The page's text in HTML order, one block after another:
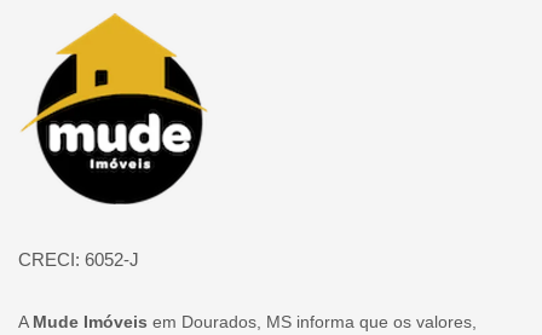
Página inicial
CRECI: 6052-J
A Mude Imóveis em Dourados, MS informa que os valores,